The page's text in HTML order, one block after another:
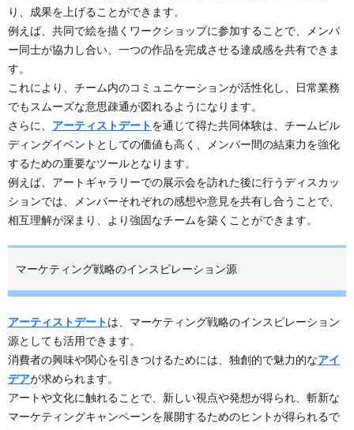
り、成果を上げることができます。
例えば、共同で絵を描くワークショップに参加することで、メンバ
ー同士が協力し合い、一つの作品を完成させる達成感を共有できま
す。
これにより、チーム内のコミュニケーションが活性化し、日常業務
でもスムーズな意思疎通が図れるようになります。
さらに、 アーティストデートを通じて得た共同体験は、チームビル
ディングイベントとしての価値も高く、メンバー間の結束力を強化
するための重要なツールとなります。
例えば、アートギャラリーでの展示会を訪れた後に行うディスカッ
ションでは、メンバーそれぞれの感想や意見を共有し合うことで、
相互理解が深まり、より強固なチームを築くことができます。
マーケティング戦略のインスピレーション源
アーティストデートは、マーケティング戦略のインスピレーション
源としても活用できます。
消費者の興味や関心を引きつけるためには、独創的で魅力的なアイ
デアが求められます。
アートや文化に触れることで、新しい視点や発想が得られ、斬新な
マーケティングキャンペーンを展開するためのヒントが得られるで